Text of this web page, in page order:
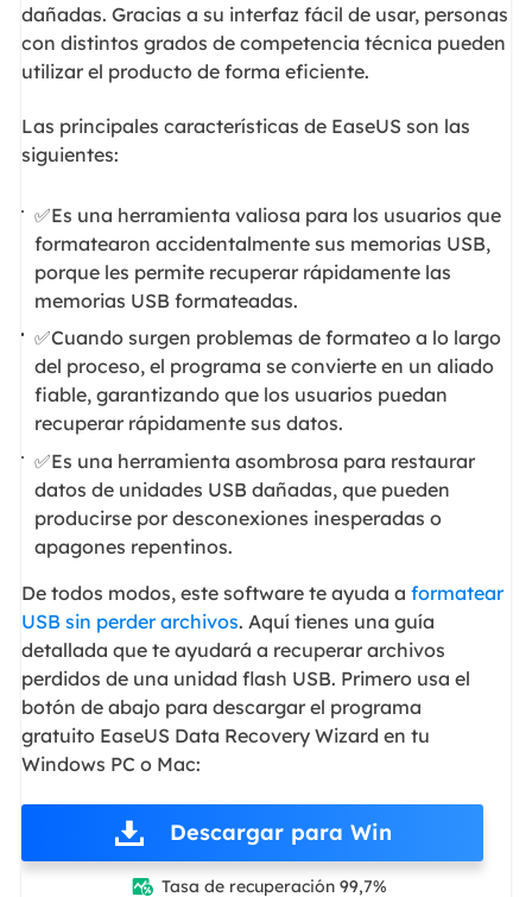
dañadas. Gracias a su interfaz fácil de usar, personas
con distintos grados de competencia técnica pueden
utilizar el producto de forma eficiente.
Las principales características de EaseUS son las
siguientes:
✅Es una herramienta valiosa para los usuarios que
formatearon accidentalmente sus memorias USB,
porque les permite recuperar rápidamente las
memorias USB formateadas.
✅Cuando surgen problemas de formateo a lo largo
del proceso, el programa se convierte en un aliado
fiable, garantizando que los usuarios puedan
recuperar rápidamente sus datos.
✅Es una herramienta asombrosa para restaurar
datos de unidades USB dañadas, que pueden
producirse por desconexiones inesperadas o
apagones repentinos.
De todos modos, este software te ayuda a formatear
USB sin perder archivos. Aquí tienes una guía
detallada que te ayudará a recuperar archivos
perdidos de una unidad flash USB. Primero usa el
botón de abajo para descargar el programa
gratuito EaseUS Data Recovery Wizard en tu
Windows PC o Mac:
Descargar para Win
 Tasa de recuperación 99,7%